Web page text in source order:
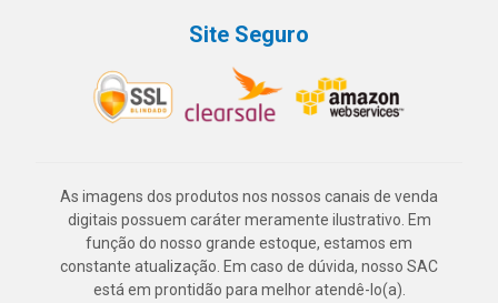
Site Seguro
As imagens dos produtos nos nossos canais de venda
digitais possuem caráter meramente ilustrativo. Em
função do nosso grande estoque, estamos em
constante atualização. Em caso de dúvida, nosso SAC
está em prontidão para melhor atendê-lo(a).